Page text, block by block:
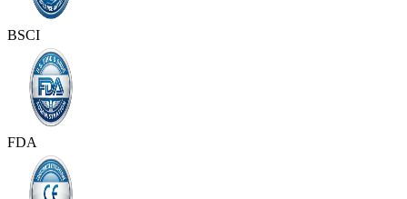
BSCI
FDA